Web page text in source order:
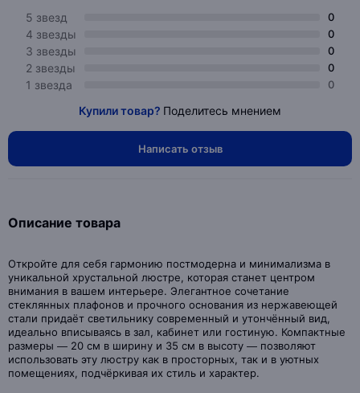
5 звезд
0
4 звезды 0
3 звезды 0
2 звезды 0
1 звезда 0
Купили товар? Поделитесь мнением
Написать отзыв
Описание товара
Откройте для себя гармонию постмодерна и минимализма в
уникальной хрустальной люстре, которая станет центром
внимания в вашем интерьере. Элегантное сочетание
стеклянных плафонов и прочного основания из нержавеющей
стали придаёт светильнику современный и утончённый вид,
идеально вписываясь в зал, кабинет или гостиную. Компактные
размеры — 20 см в ширину и 35 см в высоту — позволяют
использовать эту люстру как в просторных, так и в уютных
помещениях, подчёркивая их стиль и характер.